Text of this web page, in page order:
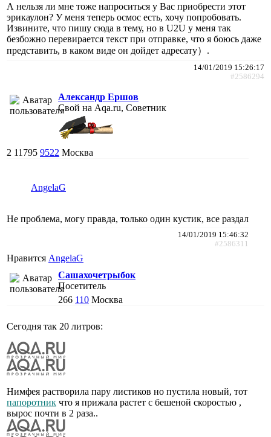
А нельзя ли мне тоже напроситься у Вас приобрести этот
эрикаулон? У меня теперь осмос есть, хочу попробовать.
Извините, что пишу сюда в тему, но в U2U у меня так
безбожно перевирается текст при отправке, что я боюсь даже
представить, в каком виде он дойдет адресату）.
14/01/2019 15:26:17
#2586294
Александр Ершов
Свой на Aqa.ru, Советник
2 11795 9522 Москва
AngelaG
Не проблема, могу правда, только один кустик, все раздал
14/01/2019 15:46:32
#2586311
Нравится AngelaG
Сашахочетрыбок
Посетитель
266 110 Москва
Сегодня так 20 литров:
Нимфея растворила пару листиков но пустила новый, тот
папоротник что я прижала растет с бешеной скоростью ,
вырос почти в 2 раза..